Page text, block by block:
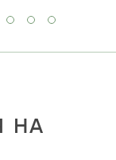
НА